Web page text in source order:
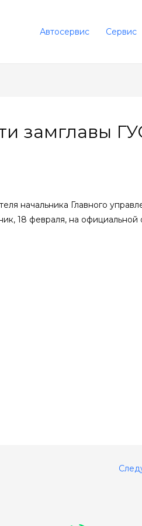
Автосервис Сервис
замглавы
начальника Главного
18 февраля, на официальной